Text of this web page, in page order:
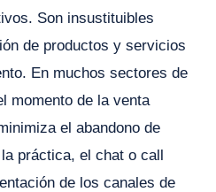
Son insustituibles
de productos y servicios
En muchos sectores de
momento de la venta
el abandono de
práctica, el chat o call
de los canales de